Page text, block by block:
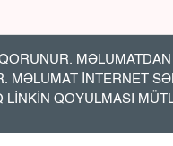
13:48
vurdu
MƏLUMAT İNTERNET
LİNKİN QOYULMASI